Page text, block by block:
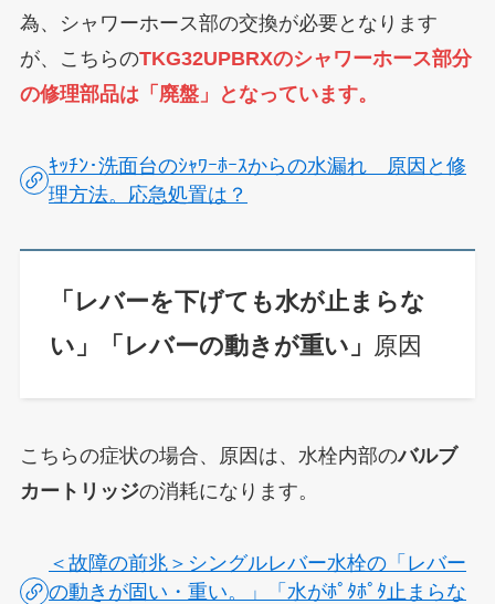
為、シャワーホース部の交換が必要となります
が、
こちらのTKG32UPBRXのシャワーホース部分
の修理部品は「廃盤」となっています。
ｷｯﾁﾝ･洗面台のｼｬﾜｰﾎｰｽからの水漏れ 原因と修
理方法。応急処置は？
「レバーを下げても水が止まらな
い」「レバーの動きが重い」 原因
こちらの症状の場合、原因は、 水栓内部のバルブ
カートリッジの消耗になります。
＜故障の前兆＞シングルレバー水栓の「レバー
の動きが固い・重い。」「水がﾎﾟﾀﾎﾟﾀ止まらな